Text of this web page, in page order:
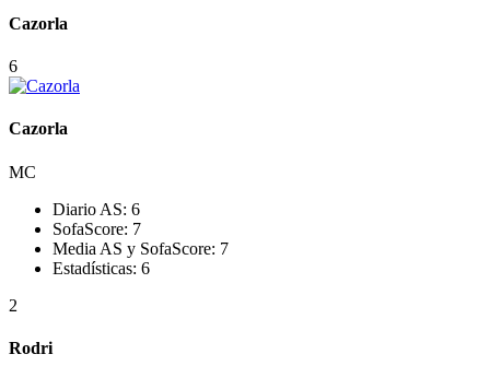
Cazorla
6
Cazorla
MC
Diario AS: 6
SofaScore: 7
Media AS y SofaScore: 7
Estadísticas: 6
2
Rodri